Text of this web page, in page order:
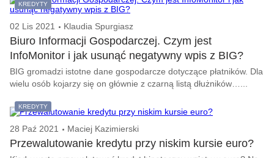
KREDYTY
02 Lis 2021 Klaudia Spurgiasz
Biuro Informacji Gospodarczej. Czym jest
InfoMonitor i jak usunąć negatywny wpis z BIG?
BIG gromadzi istotne dane gospodarcze dotyczące płatników. Dla
wielu osób kojarzy się on głównie z czarną listą dłużników…...
KREDYTY
28 Paź 2021 Maciej Kazimierski
Przewalutowanie kredytu przy niskim kursie euro?